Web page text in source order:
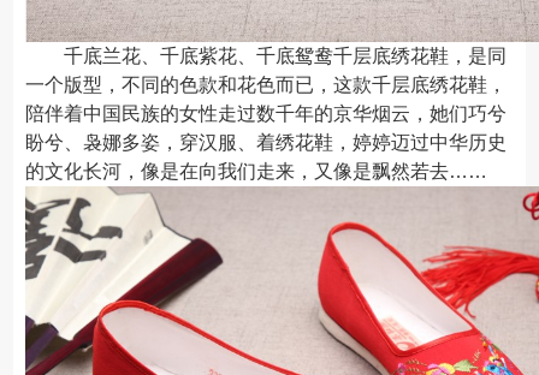
千底兰花、千底紫花、千底鸳鸯千层底绣花鞋，是同
一个版型，不同的色款和花色而已，这款千层底绣花鞋，
陪伴着中国民族的女性走过数千年的京华烟云，她们巧兮
盼兮、袅娜多姿，穿汉服、着绣花鞋，婷婷迈过中华历史
的文化长河，像是在向我们走来，又像是飘然若去……